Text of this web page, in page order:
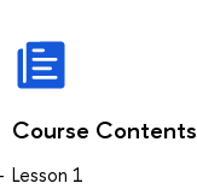
Course Contents
Lesson 1